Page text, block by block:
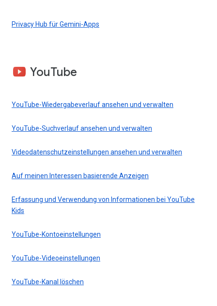
Privacy Hub für Gemini-Apps
YouTube
YouTube-Wiedergabeverlauf ansehen und verwalten
YouTube-Suchverlauf ansehen und verwalten
Videodatenschutzeinstellungen ansehen und verwalten
Auf meinen Interessen basierende Anzeigen
Erfassung und Verwendung von Informationen bei YouTube
Kids
YouTube-Kontoeinstellungen
YouTube-Videoeinstellungen
YouTube-Kanal löschen